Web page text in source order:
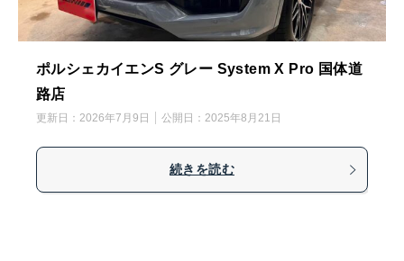
ポルシェカイエンS グレー System X Pro 国体道
路店
更新日： 2026年7月9日 公開日： 2025年8月21日
続きを読む